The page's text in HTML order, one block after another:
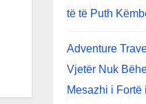
të të Puth
Adventure
Vjetër Nuk
Mesazhi i Fortë